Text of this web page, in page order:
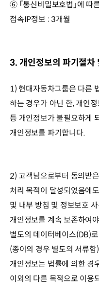
⑥ 「통신비밀보호법」에 따
접속IP정보 : 3개월
3. 개인정보의 파기절차
1) 현대자동차그룹은 다른
하는 경우가 아닌 한, 개인
등 개인정보가 불필요하게
개인정보를 파기합니다.
2) 고객님으로부터 동의받
처리 목적이 달성되었음에
및 내부 방침 및 정보보호
개인정보를 계속 보존하여
별도의 데이터베이스(DB)
(종이의 경우 별도의 서류
개인정보는 법률에 의한 경
이외의 다른 목적으로 이용